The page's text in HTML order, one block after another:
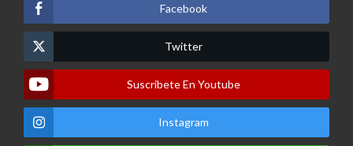
Facebook
Twitter
Suscribete En Youtube
Instagram